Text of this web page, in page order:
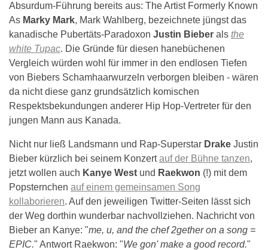
Absurdum-Führung bereits aus: The Artist Formerly Known
As Marky Mark, Mark Wahlberg, bezeichnete jüngst das
kanadische Pubertäts-Paradoxon Justin Bieber als the
white Tupac. Die Gründe für diesen hanebüchenen
Vergleich würden wohl für immer in den endlosen Tiefen
von Biebers Schamhaarwurzeln verborgen bleiben - wären
da nicht diese ganz grundsätzlich komischen
Respektsbekundungen anderer Hip Hop-Vertreter für den
jungen Mann aus Kanada.
Nicht nur ließ Landsmann und Rap-Superstar Drake Justin
Bieber kürzlich bei seinem Konzertauf der Bühne tanzen,
jetzt wollen auch Kanye West und Raekwon (!) mit dem
Popsternchen auf einem gemeinsamen Song
kollaborieren. Auf den jeweiligen Twitter-Seiten lässt sich
der Weg dorthin wunderbar nachvollziehen. Nachricht von
Bieber an Kanye: "me, u, and the chef 2gether on a song =
EPIC." Antwort Raekwon: "We gon' make a good record."